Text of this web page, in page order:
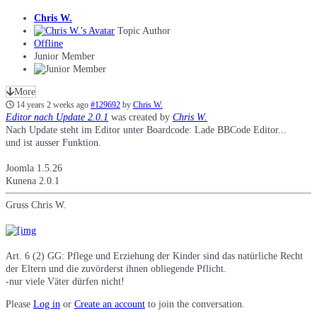
Chris W.
Topic Author
Offline
Junior Member
More
14 years 2 weeks ago #129692 by Chris W.
Editor nach Update 2.0.1 was created by Chris W.
Nach Update steht im Editor unter Boardcode: Lade BBCode Editor...
und ist ausser Funktion.
Joomla 1.5.26
Kunena 2.0.1
Gruss Chris W.
Art. 6 (2) GG: Pflege und Erziehung der Kinder sind das natürliche Recht
der Eltern und die zuvörderst ihnen obliegende Pflicht.
-nur viele Väter dürfen nicht!
Please Log in or Create an account to join the conversation.